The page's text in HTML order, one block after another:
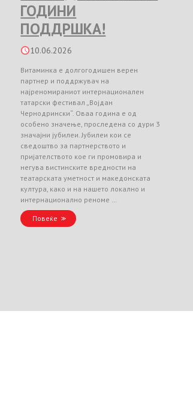
ГОДИНИ
ПОДДРШКА!
10.06.2026
Витаминка е долгогодишен верен
партнер и поддржувач на
најреномираниот интернационален
татарски фестивал „Војдан
Чернодрински“. Оваа година е од
особено значење, проследена со дури 3
значајни јубилеи. Јубилеи кои се
сведоштво за партнерството и
пријателството кое ги промовира и
негува вистинските вредности на
театарската уметност и македонската
култура, како и на нашето локално и
интернационално реноме …
Повеќе